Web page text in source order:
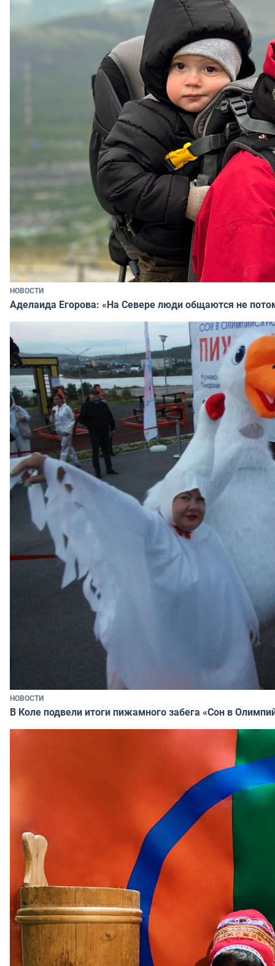
НОВОСТИ
Аделаида Егорова: «На Севере люди общаются не
НОВОСТИ
В Коле подвели итоги пижамного забега «Сон в